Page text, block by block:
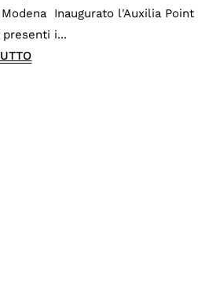
Inaugurato l'Auxilia Point
presenti i...